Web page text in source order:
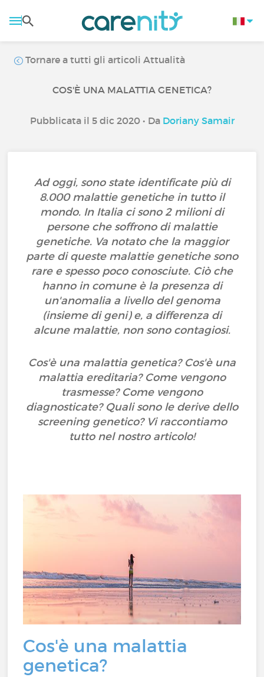
Tornare a tutti gli articoli Attualità
COS'È UNA MALATTIA GENETICA?
Pubblicata il 5 dic 2020 • Da Doriany Samair
Ad oggi, sono state identificate più di
8.000 malattie genetiche in tutto il
mondo. In Italia ci sono 2 milioni di
persone che soffrono di malattie
genetiche. Va notato che la maggior
parte di queste malattie genetiche sono
rare e spesso poco conosciute. Ciò che
hanno in comune è la presenza di
un'anomalia a livello del genoma
(insieme di geni) e, a differenza di
alcune malattie, non sono contagiosi.
Cos'è una malattia genetica? Cos'è una
malattia ereditaria? Come vengono
trasmesse? Come vengono
diagnosticate? Quali sono le derive dello
screening genetico? Vi raccontiamo
tutto nel nostro articolo!
Cos'è una malattia
genetica?